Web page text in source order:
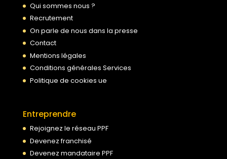
Qui sommes nous ?
Recrutement
On parle de nous dans la presse
Contact
Mentions légales
Conditions générales Services
Politique de cookies ue
Entreprendre
Rejoignez le réseau PPF
Devenez franchisé
Devenez mandataire PPF